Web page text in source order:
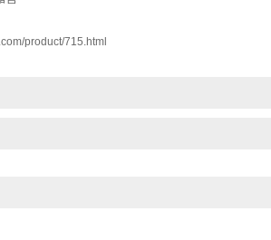
product/715.html